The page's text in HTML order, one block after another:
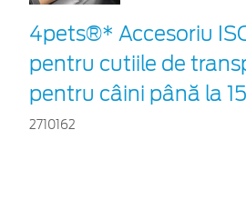
4pets®* Accesoriu
pentru cutiile de
pentru câini până la
2710162